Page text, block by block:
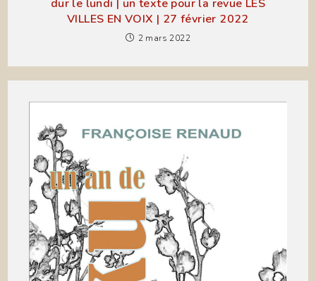
dur le lundi | un texte pour la revue LES
VILLES EN VOIX | 27 février 2022
2 mars 2022